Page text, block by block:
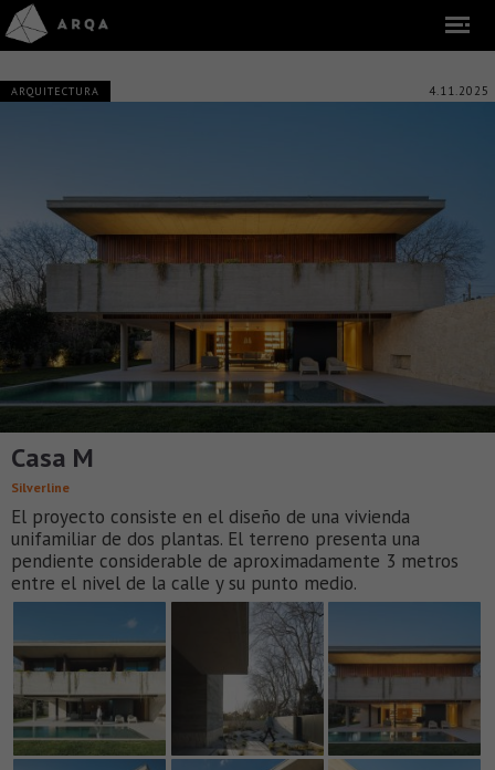
ARQUITECTURA 4.11.2025
Casa M
Silverline
El proyecto consiste en el diseño de una vivienda
unifamiliar de dos plantas. El terreno presenta una
pendiente considerable de aproximadamente 3 metros
entre el nivel de la calle y su punto medio.